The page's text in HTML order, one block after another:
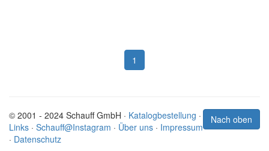
1
Nach oben
© 2001 - 2024 Schauff GmbH · Katalogbestellung ·
Links · Schauff@Instagram · Über uns · Impressum
· Datenschutz